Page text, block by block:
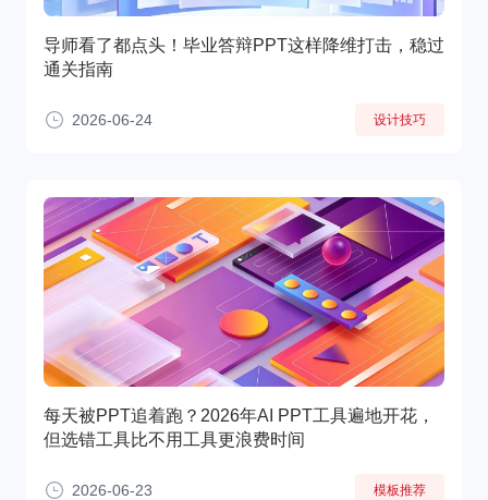
导师看了都点头！毕业答辩PPT这样降维打击，稳过
通关指南
2026-06-24 设计技巧
每天被PPT追着跑？2026年AI PPT工具遍地开花，
但选错工具比不用工具更浪费时间
2026-06-23 模板推荐